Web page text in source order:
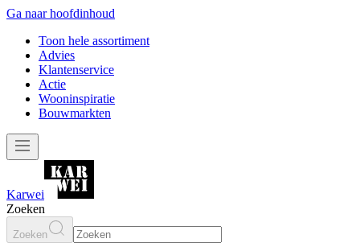
Ga naar hoofdinhoud
Toon hele assortiment
Advies
Klantenservice
Actie
Wooninspiratie
Bouwmarkten
Karwei
Zoeken
Zoeken